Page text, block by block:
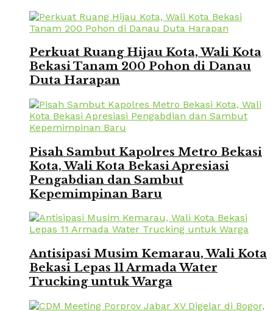
Perkuat Ruang Hijau Kota, Wali Kota
Bekasi Tanam 200 Pohon di Danau
Duta Harapan
Pisah Sambut Kapolres Metro Bekasi
Kota, Wali Kota Bekasi Apresiasi
Pengabdian dan Sambut
Kepemimpinan Baru
Antisipasi Musim Kemarau, Wali Kota
Bekasi Lepas 11 Armada Water
Trucking untuk Warga